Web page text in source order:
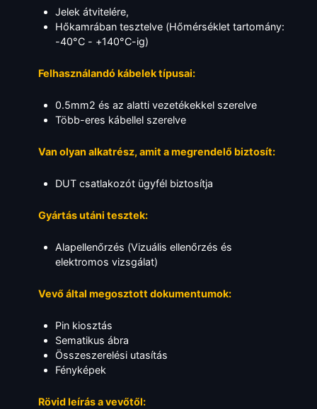
Jelek átvitelére,
Hőkamrában tesztelve (Hőmérséklet tartomány:
-40°C - +140°C-ig)
Felhasználandó kábelek típusai:
0.5mm2 és az alatti vezetékekkel szerelve
Több-eres kábellel szerelve
Van olyan alkatrész, amit a megrendelő biztosít:
DUT csatlakozót ügyfél biztosítja
Gyártás utáni tesztek:
Alapellenőrzés (Vizuális ellenőrzés és
elektromos vizsgálat)
Vevő által megosztott dokumentumok:
Pin kiosztás
Sematikus ábra
Összeszerelési utasítás
Fényképek
Rövid leírás a vevőtől: